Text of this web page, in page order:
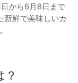
から6月8日まで
新鮮で美味しいカ
？